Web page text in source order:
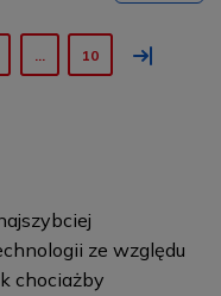
10 »
ze względu
chociażby